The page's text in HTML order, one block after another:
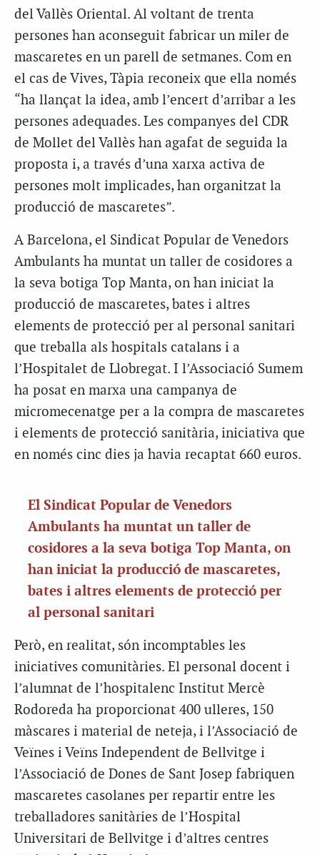
del Vallès Oriental. Al voltant de trenta
persones han aconseguit fabricar un miler de
mascaretes en un parell de setmanes. Com en
el cas de Vives, Tàpia reconeix que ella només
“ha llançat la idea, amb l’encert d’arribar a les
persones adequades. Les companyes del CDR
de Mollet del Vallès han agafat de seguida la
proposta i, a través d’una xarxa activa de
persones molt implicades, han organitzat la
producció de mascaretes”.
A Barcelona, el Sindicat Popular de Venedors
Ambulants ha muntat un taller de cosidores a
la seva botiga Top Manta, on han iniciat la
producció de mascaretes, bates i altres
elements de protecció per al personal sanitari
que treballa als hospitals catalans i a
l’Hospitalet de Llobregat. I l’Associació Sumem
ha posat en marxa una campanya de
micromecenatge per a la compra de mascaretes
i elements de protecció sanitària, iniciativa que
en només cinc dies ja havia recaptat 660 euros.
El Sindicat Popular de Venedors
Ambulants ha muntat un taller de
cosidores a la seva botiga Top Manta, on
han iniciat la producció de mascaretes,
bates i altres elements de protecció per
al personal sanitari
Però, en realitat, són incomptables les
iniciatives comunitàries. El personal docent i
l’alumnat de l’hospitalenc Institut Mercè
Rodoreda ha proporcionat 400 ulleres, 150
màscares i material de neteja, i l’Associació de
Veïnes i Veïns Independent de Bellvitge i
l’Associació de Dones de Sant Josep fabriquen
mascaretes casolanes per repartir entre les
treballadores sanitàries de l’Hospital
Universitari de Bellvitge i d’altres centres